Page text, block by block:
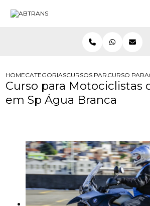
HOMECATEGORIASCURSOS PARACURSO
Curso para Motociclistas
em Sp Água Branca